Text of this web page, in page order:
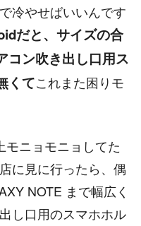
冷やせばいいんです
だと、サイズの合
コン吹き出し口用ス
くてこれまた困りモ
モニョモニョしてた
に見に行ったら、偶
NOTE まで幅広く
し口用のスマホホル